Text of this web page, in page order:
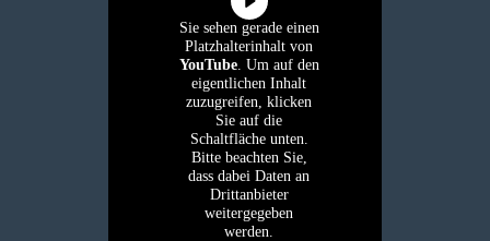
Sie sehen gerade einen
Platzhalterinhalt von
YouTube. Um auf den
eigentlichen Inhalt
zuzugreifen, klicken
Sie auf die
Schaltfläche unten.
Bitte beachten Sie,
dass dabei Daten an
Drittanbieter
weitergegeben
werden.